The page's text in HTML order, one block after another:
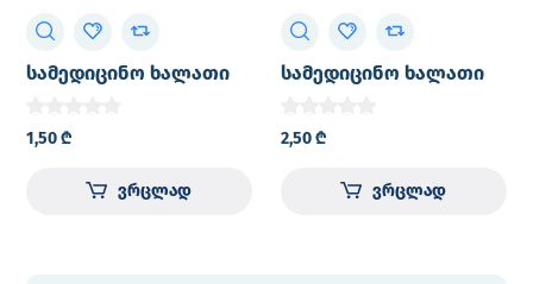
სამედიცინო ხალათი
1,50₾
ვრცლად
სამედიცინო ხალათი
2,50₾
ვრცლად